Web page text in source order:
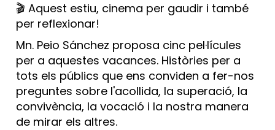
🎬 Aquest estiu, cinema per gaudir i també
per reflexionar!
Mn. Peio Sánchez proposa cinc pel·lícules
per a aquestes vacances. Històries per a
tots els públics que ens conviden a fer-nos
preguntes sobre l'acollida, la superació, la
convivència, la vocació i la nostra manera
de mirar els altres.